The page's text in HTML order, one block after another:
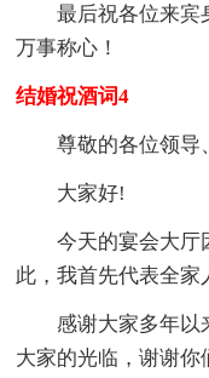
最后祝各位来宾
万事称心！
结婚祝酒词4
尊敬的各位领导
大家好!
今天的宴会大厅
此，我首先代表全家
感谢大家多年以
大家的光临，谢谢